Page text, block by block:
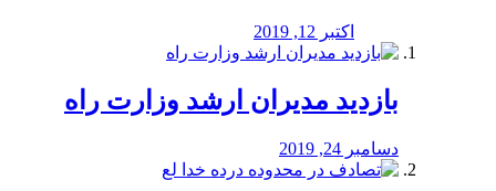
اکتبر 12, 2019
بازدید مدیران ارشد وزارت راه
دسامبر 24, 2019